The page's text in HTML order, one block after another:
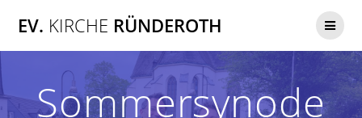
Inhalt
EV. KIRCHE RÜNDEROTH
Sommersynode